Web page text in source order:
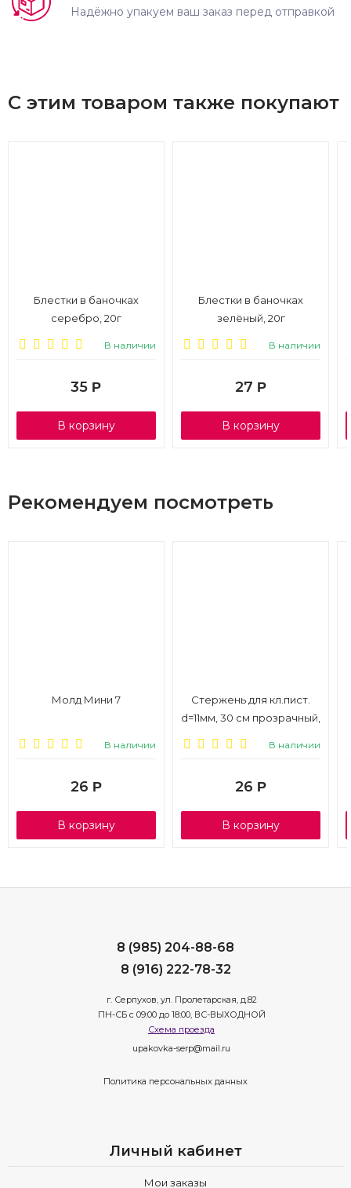
Надёжно упакуем ваш заказ перед отправкой
С этим товаром также покупают
Блестки в баночках
серебро, 20г
В наличии
35 Р
В корзину
Блестки в баночках
зелёный, 20г
В наличии
27 Р
В корзину
Рекомендуем посмотреть
Молд Мини 7
В наличии
26 Р
В корзину
Стержень для кл.пист.
d=11мм, 30 см прозрачный,
В наличии
26 Р
В корзину
8 (985) 204-88-68
8 (916) 222-78-32
г. Серпухов, ул. Пролетарская, д.82
ПН-СБ с 09:00 до 18:00, ВС-ВЫХОДНОЙ
Схема проезда
upakovka-serp@mail.ru
Политика персональных данных
Личный кабинет
Мои заказы